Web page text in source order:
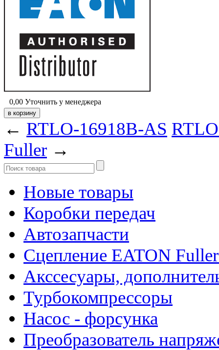
0,00 Уточнить у менеджера
← RTLO-16918B-AS
Fuller →
Новые товары
Коробки передач
Автозапчасти
Сцепление EATON
Акссесуары,
Турбокомпрессоры
Насос - форсунка
Преобразователь